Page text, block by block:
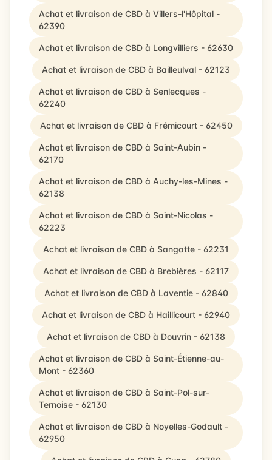
Achat et livraison de CBD à Villers-l'Hôpital -
62390
Achat et livraison de CBD à Longvilliers - 62630
Achat et livraison de CBD à Bailleulval - 62123
Achat et livraison de CBD à Senlecques -
62240
Achat et livraison de CBD à Frémicourt - 62450
Achat et livraison de CBD à Saint-Aubin -
62170
Achat et livraison de CBD à Auchy-les-Mines -
62138
Achat et livraison de CBD à Saint-Nicolas -
62223
Achat et livraison de CBD à Sangatte - 62231
Achat et livraison de CBD à Brebières - 62117
Achat et livraison de CBD à Laventie - 62840
Achat et livraison de CBD à Haillicourt - 62940
Achat et livraison de CBD à Douvrin - 62138
Achat et livraison de CBD à Saint-Étienne-au-
Mont - 62360
Achat et livraison de CBD à Saint-Pol-sur-
Ternoise - 62130
Achat et livraison de CBD à Noyelles-Godault -
62950